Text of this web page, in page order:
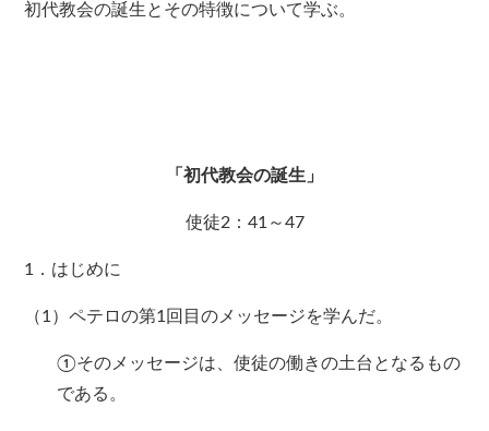
初代教会の誕生とその特徴について学ぶ。
「初代教会の誕生」
使徒2：41～47
1．はじめに
（1）ペテロの第1回目のメッセージを学んだ。
①そのメッセージは、使徒の働きの土台となるもの
である。